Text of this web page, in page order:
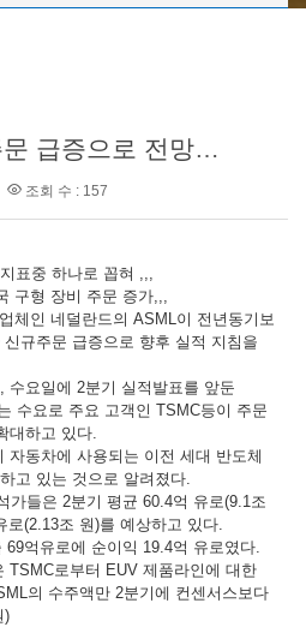
ASML, 노광장비 주문 급증으로 전망치 상향 기대,,,
조회 수 : 157
표중 하나로 꼽혀 ,,,
구형 장비 주문 증가,,,
체인 네덜란드의 ASML이 전년동기보
규주문 급증으로 향후 실적 지침을
수요일에 2분기 실적발표를 앞둔
수요로 주요 고객인 TSMC등이 주문
대하고 있다.
동차에 사용되는 이전 세대 반도체
고 있는 것으로 알려졌다.
가들은 2분기 평균 60.4억 유로(9.1조
로(2.13조 원)를 예상하고 있다.
억유로에 순이익 19.4억 유로였다.
로부터 EUV 제품라인에 대한
의 수주액만 2분기에 컨센서스보다
)